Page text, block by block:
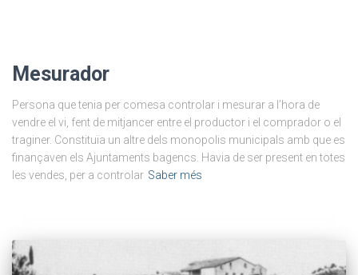
Mesurador
Persona que tenia per comesa controlar i mesurar a l’hora de
vendre el vi, fent de mitjancer entre el productor i el comprador o el
traginer. Constituïa un altre dels monopolis municipals amb que es
finançaven els Ajuntaments bagencs. Havia de ser present en totes
les vendes, per a controlar Saber més